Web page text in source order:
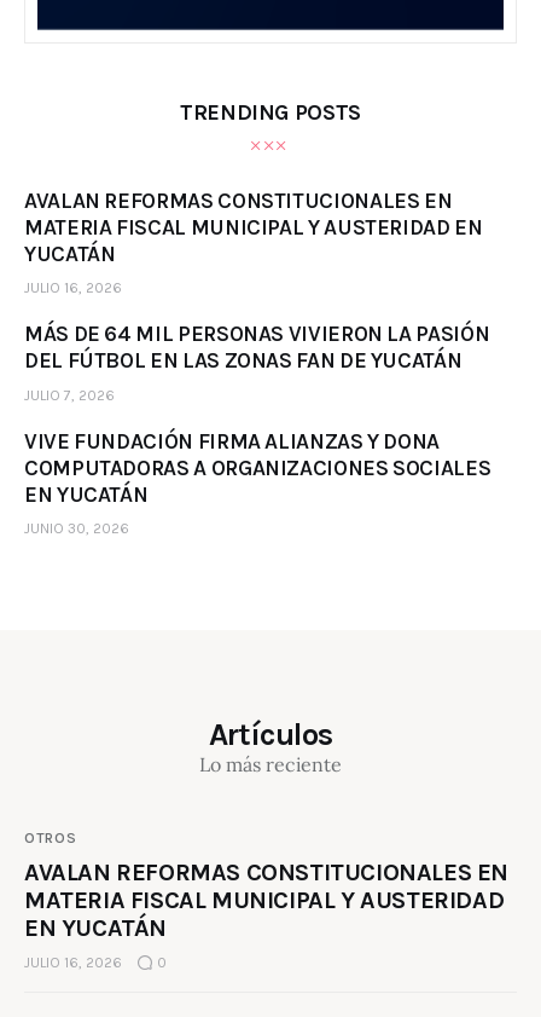
TRENDING POSTS
AVALAN REFORMAS CONSTITUCIONALES EN
MATERIA FISCAL MUNICIPAL Y AUSTERIDAD EN
YUCATÁN
JULIO 16, 2026
MÁS DE 64 MIL PERSONAS VIVIERON LA PASIÓN
DEL FÚTBOL EN LAS ZONAS FAN DE YUCATÁN
JULIO 7, 2026
VIVE FUNDACIÓN FIRMA ALIANZAS Y DONA
COMPUTADORAS A ORGANIZACIONES SOCIALES
EN YUCATÁN
JUNIO 30, 2026
Artículos
Lo más reciente
OTROS
AVALAN REFORMAS CONSTITUCIONALES EN
MATERIA FISCAL MUNICIPAL Y AUSTERIDAD
EN YUCATÁN
JULIO 16, 2026 0